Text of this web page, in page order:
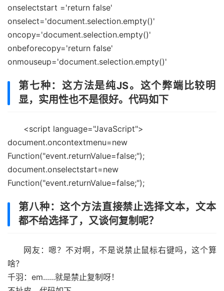
onselectstart ='return false'
οnselect='document.selection.empty()'
οncοpy='document.selection.empty()'
onbeforecopy='return false'
οnmοuseup='document.selection.empty()'
第七种：这方法是纯JS。这个弊端比较明
显，实用性也不是很好。代码如下
<script language="JavaScript">
document.οncοntextmenu=new
Function("event.returnValue=false;");
document.onselectstart=new
Function("event.returnValue=false;");
第八种：这个方法直接禁止选择文本，文本
都不给选择了，又谈何复制呢？
网友：嗯？不对啊，不是说禁止鼠标右键吗，这个算
啥？
千羽：em......就是禁止复制呀！